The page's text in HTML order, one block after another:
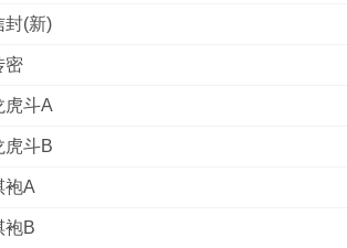
封(新)
密
虎斗A
虎斗B
袍A
袍B